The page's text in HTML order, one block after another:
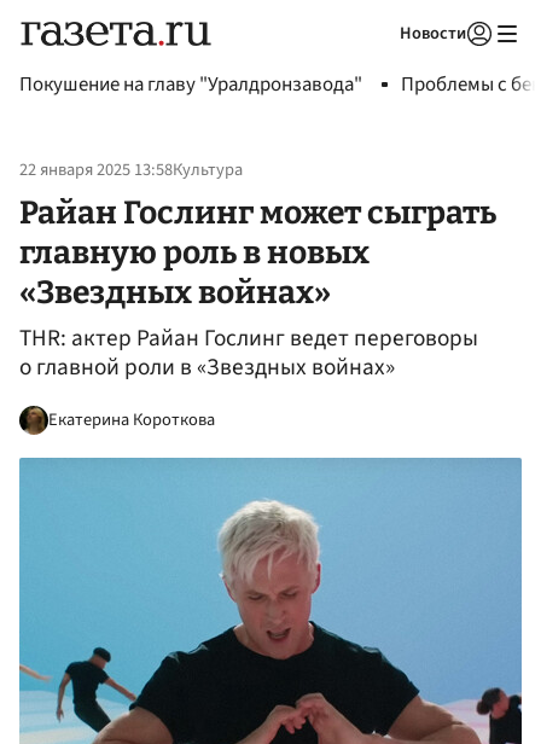
Новости
Покушение на главу "Уралдронзавода" Проблемы с
22 января 2025 13:58Культура
Райан Гослинг может сыграть
главную роль в новых
«Звездных войнах»
THR: актер Райан Гослинг ведет переговоры
о главной роли в «Звездных войнах»
Екатерина Короткова